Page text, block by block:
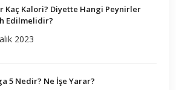
Kaç Kalori? Diyette Hangi Peynirler
Edilmelidir?
2023
5 Nedir? Ne İşe Yarar?